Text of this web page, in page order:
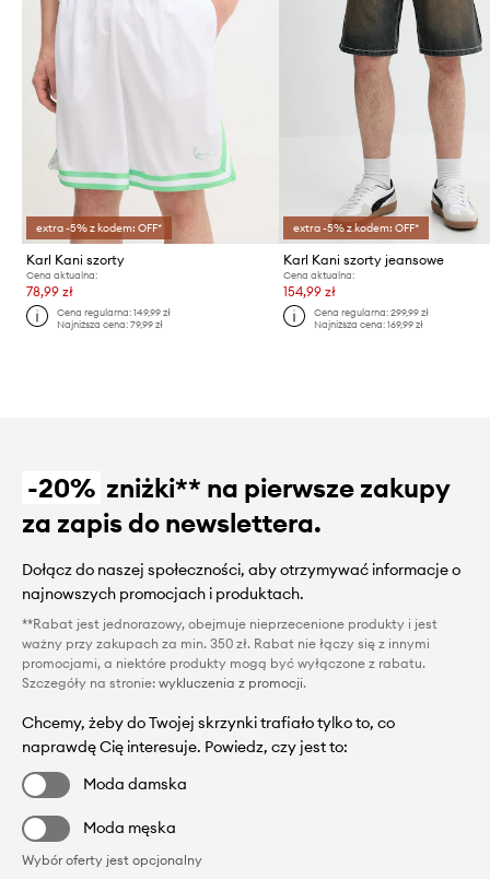
extra -5% z kodem: OFF*
Karl Kani szorty
Cena aktualna:
78,99 zł
Cena regularna:149,99 zł
Najniższa cena:79,99 zł
extra -5% z kodem: OFF*
Karl Kani szorty jeansowe
Cena aktualna:
154,99 zł
Cena regularna: 299,99 zł
Najniższa cena: 169,99 zł
-20% zniżki** na pierwsze zakupy
za zapis do newslettera.
Dołącz do naszej społeczności, aby otrzymywać informacje o
najnowszych promocjach i produktach.
**Rabat jest jednorazowy, obejmuje nieprzecenione produkty i jest
ważny przy zakupach za min. 350 zł. Rabat nie łączy się z innymi
promocjami, a niektóre produkty mogą być wyłączone z rabatu.
Szczegóły na stronie: wykluczenia z promocji.
Chcemy, żeby do Twojej skrzynki trafiało tylko to, co
naprawdę Cię interesuje. Powiedz, czy jest to:
Moda damska
Moda męska
Wybór oferty jest opcjonalny